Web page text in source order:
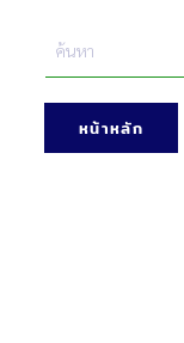
หน้าหลัก